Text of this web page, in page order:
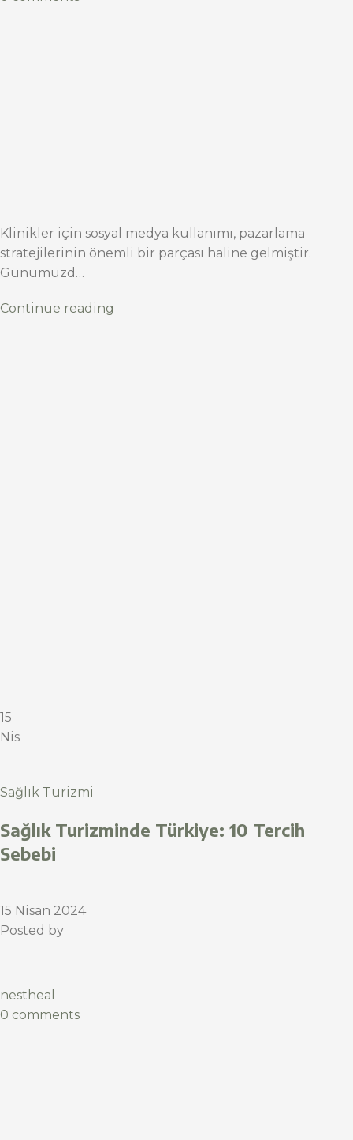
Klinikler için sosyal medya kullanımı, pazarlama
stratejilerinin önemli bir parçası haline gelmiştir.
Günümüzd…
Continue reading
15
Nis
Sağlık Turizmi
Sağlık Turizminde Türkiye: 10 Tercih
Sebebi
15 Nisan 2024
Posted by
nestheal
0 comments